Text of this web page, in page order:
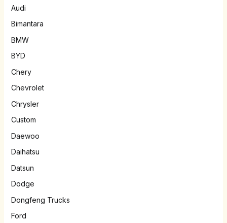
Audi
Bimantara
BMW
BYD
Chery
Chevrolet
Chrysler
Custom
Daewoo
Daihatsu
Datsun
Dodge
Dongfeng Trucks
Ford